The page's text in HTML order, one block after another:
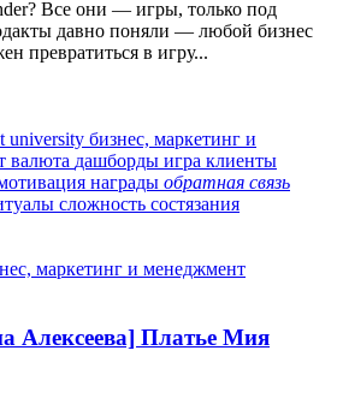
Все они — игры, только под
давно поняли — любой бизнес
превратиться в игру...
university бизнес, маркетинг и
валюта дашборды игра клиенты
награды обратная связь
сложность состязания
маркетинг и менеджмент
Алексеева] Платье Мия